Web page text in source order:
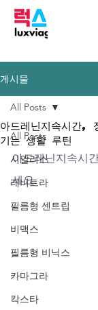
게시물
All Posts
시알리스
레비트라
필름형 센트립
비맥스
필름형 비닉스
카마그라
칵스타
All Posts
아드레닌지속시간,
기는 생활 루틴
아드레닌지속시
세요